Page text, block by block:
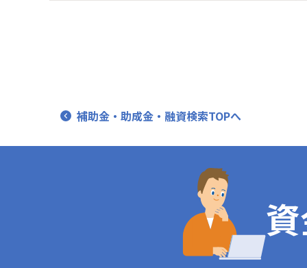
補助金・助成金・融資検索TOPへ